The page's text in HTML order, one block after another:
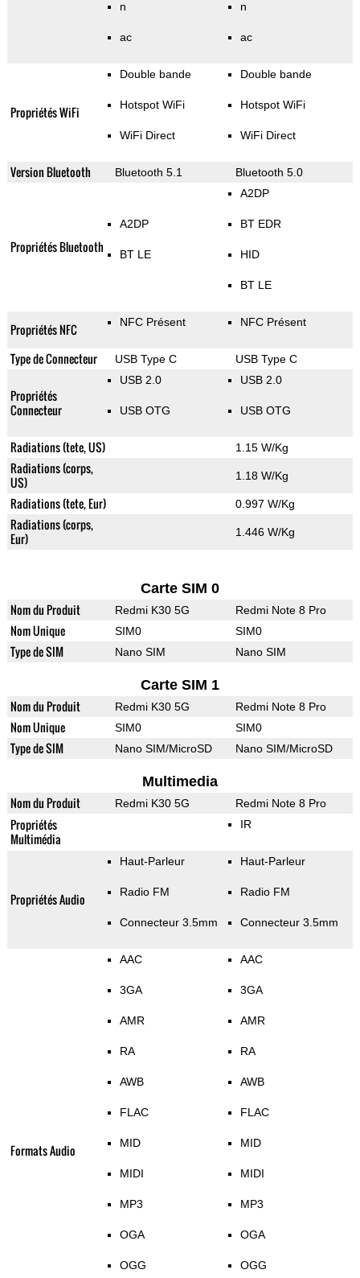
n
ac
n
ac
Propriétés WiFi
Double bande
Hotspot WiFi
WiFi Direct
Double bande
Hotspot WiFi
WiFi Direct
Version Bluetooth Bluetooth 5.1 Bluetooth 5.0
Propriétés Bluetooth
A2DP
BT LE
A2DP
BT EDR
HID
BT LE
Propriétés NFC NFC Présent NFC Présent
Type de Connecteur USB Type C USB Type C
Propriétés
Connecteur
USB 2.0
USB OTG
USB 2.0
USB OTG
Radiations (tete, US) 1.15 W/Kg
Radiations (corps,
US)
1.18 W/Kg
Radiations (tete, Eur) 0.997 W/Kg
Radiations (corps,
Eur)
1.446 W/Kg
Carte SIM 0
Nom du Produit Redmi K30 5G Redmi Note 8 Pro
Nom Unique SIM0 SIM0
Type de SIM Nano SIM Nano SIM
Carte SIM 1
Nom du Produit Redmi K30 5G Redmi Note 8 Pro
Nom Unique SIM0 SIM0
Type de SIM Nano SIM/MicroSD Nano SIM/MicroSD
Multimedia
Nom du Produit Redmi K30 5G Redmi Note 8 Pro
Propriétés
Multimédia
IR
Propriétés Audio
Haut-Parleur
Radio FM
Connecteur 3.5mm
Haut-Parleur
Radio FM
Connecteur 3.5mm
Formats Audio
AAC
3GA
AMR
RA
AWB
FLAC
MID
MIDI
MP3
OGA
OGG
AAC
3GA
AMR
RA
AWB
FLAC
MID
MIDI
MP3
OGA
OGG